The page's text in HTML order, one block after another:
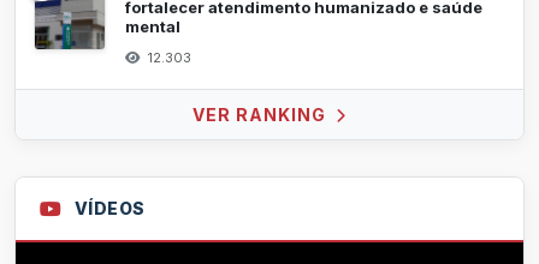
fortalecer atendimento humanizado e saúde
mental
12.303
VER RANKING
VÍDEOS